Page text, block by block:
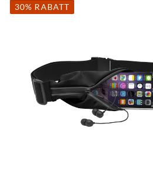
30% RABATT